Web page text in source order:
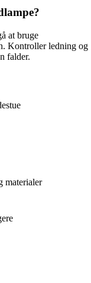
at bruge
Kontroller ledning og
falder.
materialer